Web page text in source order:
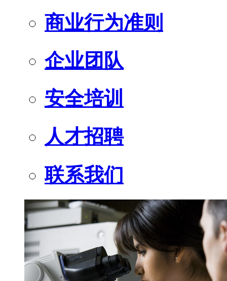
商业行为准则
企业团队
安全培训
人才招聘
联系我们